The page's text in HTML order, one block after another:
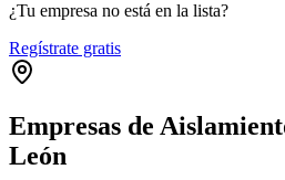
¿Tu empresa no está en la lista?
Regístrate gratis
Empresas de
León